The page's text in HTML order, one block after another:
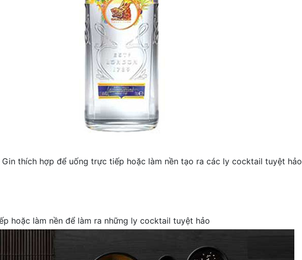
Gin thích hợp để uống trực tiếp hoặc làm nền tạo ra các ly cocktail tuyệt hảo
hoặc làm nền để làm ra những ly cocktail tuyệt hảo